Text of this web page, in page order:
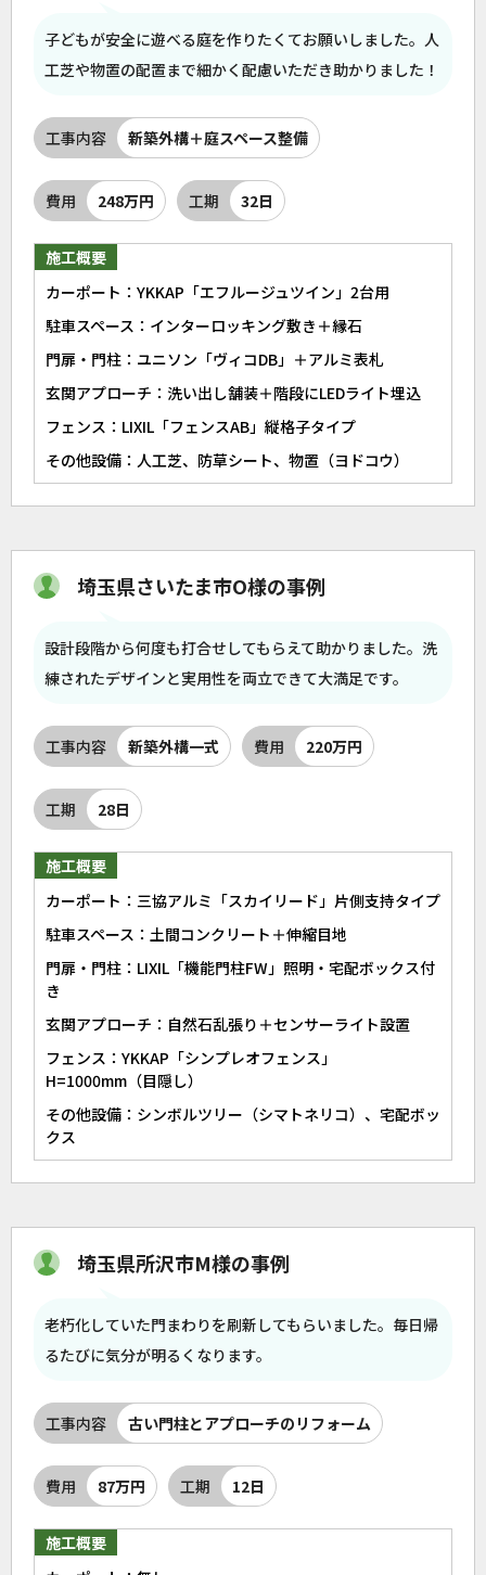
子どもが安全に遊べる庭を作りたくてお願いしました。人
工芝や物置の配置まで細かく配慮いただき助かりました！
工事内容 新築外構＋庭スペース整備
費用 248万円 工期 32日
施工概要
カーポート：YKKAP「エフルージュツイン」2台用
駐車スペース：インターロッキング敷き＋縁石
門扉・門柱：ユニソン「ヴィコDB」＋アルミ表札
玄関アプローチ：洗い出し舗装＋階段にLEDライト埋込
フェンス：LIXIL「フェンスAB」縦格子タイプ
その他設備：人工芝、防草シート、物置（ヨドコウ）
埼玉県さいたま市O様の事例
設計段階から何度も打合せしてもらえて助かりました。洗
練されたデザインと実用性を両立できて大満足です。
工事内容 新築外構一式 費用 220万円
工期 28日
施工概要
カーポート：三協アルミ「スカイリード」片側支持タイプ
駐車スペース：土間コンクリート＋伸縮目地
門扉・門柱：LIXIL「機能門柱FW」照明・宅配ボックス付
き
玄関アプローチ：自然石乱張り＋センサーライト設置
フェンス：YKKAP「シンプレオフェンス」
H=1000mm（目隠し）
その他設備：シンボルツリー（シマトネリコ）、宅配ボッ
クス
埼玉県所沢市M様の事例
老朽化していた門まわりを刷新してもらいました。毎日帰
るたびに気分が明るくなります。
工事内容 古い門柱とアプローチのリフォーム
費用 87万円 工期 12日
施工概要